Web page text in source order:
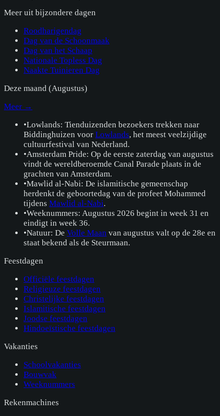
Meer uit bijzondere dagen
Roodharigendag
Dag van de Schoonmaak
Dag van het Schaap
Nationale Topless Dag
Naakte Tuinieren Dag
Deze maand (Augustus)
Meer →
•Lowlands: Tienduizenden bezoekers trekken naar
Biddinghuizen voor Lowlands, het meest veelzijdige
cultuurfestival van Nederland.
•Amsterdam Pride: Op de eerste zaterdag van augustus
vindt de wereldberoemde Canal Parade plaats in de
grachten van Amsterdam.
•Mawlid al-Nabi: De islamitische gemeenschap
herdenkt de geboortedag van de profeet Mohammed
tijdens Mawlid al-Nabi.
•Weeknummers: Augustus 2026 begint in week 31 en
eindigt in week 36.
•Natuur: De Volle Maan van augustus valt op de 28e en
staat bekend als de Steurmaan.
Feestdagen
Officiële feestdagen
Religieuze feestdagen
Christelijke feestdagen
Islamitische feestdagen
Joodse feestdagen
Hindoeïstische feestdagen
Vakanties
Schoolvakanties
Bouwvak
Weeknummers
Rekenmachines